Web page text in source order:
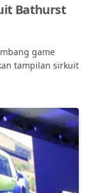
Bathurst
game
tampilan sirkuit